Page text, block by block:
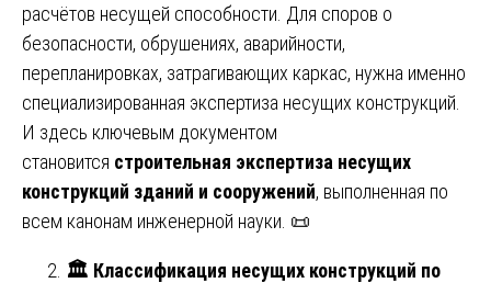
расчётов несущей способности. Для споров о
безопасности, обрушениях, аварийности,
перепланировках, затрагивающих каркас, нужна именно
специализированная экспертиза несущих конструкций.
И здесь ключевым документом
становится строительная экспертиза несущих
конструкций зданий и сооружений, выполненная по
всем канонам инженерной науки. 📜
🏛 ️ Классификация несущих конструкций по